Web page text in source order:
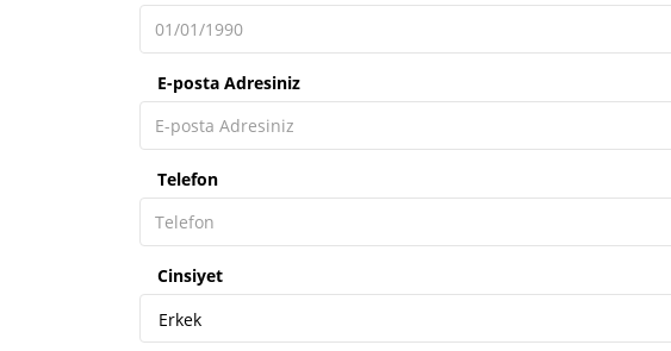
E-posta Adresiniz
Telefon
Cinsiyet
Erkek